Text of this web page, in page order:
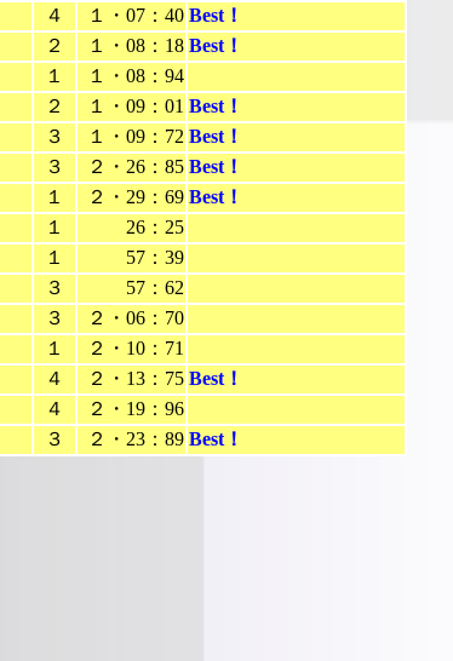
４ １・07：40 Best！
２ １・08：18 Best！
１
１・08：94
２ １・09：01 Best！
３ １・09：72 Best！
３ ２・26：85 Best！
１ ２・29：69 Best！
１ 26：25
１
57：39
３ 57：62
３
２・06：70
１ ２・10：71
４ ２・13：75 Best！
４
２・19：96
３ ２・23：89 Best！